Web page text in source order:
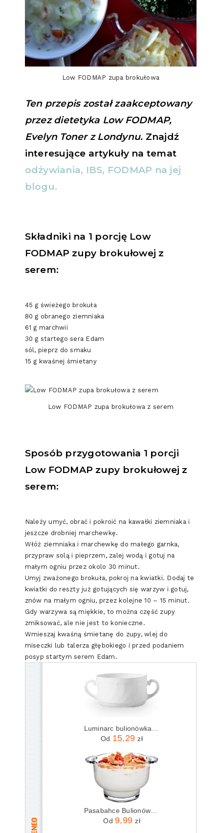
Low FODMAP zupa brokułowa
Ten przepis został zaakceptowany
przez dietetyka Low FODMAP,
Evelyn Toner z Londynu. Znajdź
interesujące artykuły na temat
odżywiania, IBS, FODMAP na jej
blogu.
Składniki na 1 porcję Low
FODMAP zupy brokułowej z
serem:
45 g świeżego brokuła
80 g obranego ziemniaka
61 g marchwii
30 g startego sera Edam
sól, pieprz do smaku
15 g kwaśnej śmietany
Low FODMAP zupa brokułowa z serem
Sposób przygotowania 1 porcji
Low FODMAP zupy brokułowej z
serem:
Należy umyć, obrać i pokroić na kawałki ziemniaka i
jeszcze drobniej marchewkę.
Włóż ziemniaka i marchewkę do małego garnka,
przypraw solą i pieprzem, zalej wodą i gotuj na
małym ogniu przez okolo 30 minut.
Umyj zważonego brokuła, pokroj na kwiatki. Dodaj te
kwiatki do reszty już gotujących się warzyw i gotuj,
znów na małym ogniu, przez kolejne 10 – 15 minut.
Gdy warzywa są miękkie, to można część zupy
zmiksować, ale nie jest to konieczne.
Wmieszaj kwaśną śmietanę do zupy, wlej do
miseczki lub talerza głębokiego i przed podaniem
posyp startym serem Edam.
Luminarc bulionówka trianon arcoroc 6szt D6879
Od 15,29zł
Pasabahce Bulionówka Przezroczysta Soupy 275 ml (86999)
Od 9,99zł